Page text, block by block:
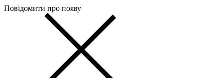
Повідомити про появу